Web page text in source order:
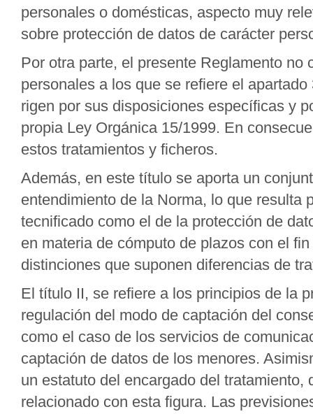
personales o domésticas, aspecto muy
sobre protección de datos de carácter
Por otra parte, el presente Reglamento
personales a los que se refiere el
rigen por sus disposiciones específicas y
propia Ley Orgánica 15/1999. En
estos tratamientos y ficheros.
Además, en este título se aporta un
entendimiento de la Norma, lo que resulta
tecnificado como el de la protección de
en materia de cómputo de plazos con el
distinciones que suponen diferencias de
El título II, se refiere a los principios de la
regulación del modo de captación del
como el caso de los servicios de
captación de datos de los menores.
un estatuto del encargado del
relacionado con esta figura. Las